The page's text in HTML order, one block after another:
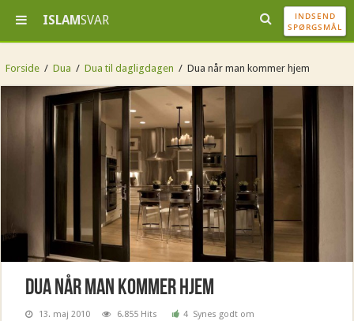
Forside / Dua / Dua til dagligdagen / Dua når man kommer hjem
Dua når man kommer hjem
13. maj 2010 6.855 Hits 4 Synes godt om
ISLAMSVAR
INDSEND
SPØRGSMÅL